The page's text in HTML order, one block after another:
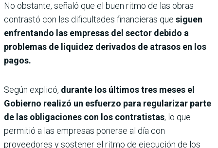
No obstante, señaló que el buen ritmo de las obras
contrastó con las dificultades financieras que siguen
enfrentando las empresas del sector debido a
problemas de liquidez derivados de atrasos en los
pagos.
Según explicó, durante los últimos tres meses el
Gobierno realizó un esfuerzo para regularizar parte
de las obligaciones con los contratistas, lo que
permitió a las empresas ponerse al día con
proveedores y sostener el ritmo de ejecución de los